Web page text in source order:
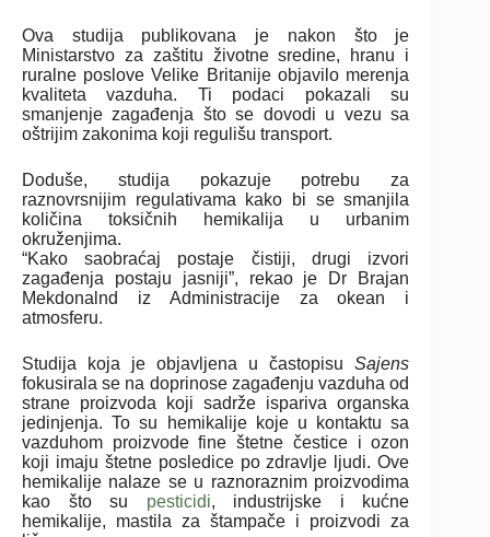
Ova studija publikovana je nakon što je
Ministarstvo za zaštitu životne sredine, hranu i
ruralne poslove Velike Britanije objavilo merenja
kvaliteta vazduha. Ti podaci pokazali su
smanjenje zagađenja što se dovodi u vezu sa
oštrijim zakonima koji regulišu transport.
Doduše, studija pokazuje potrebu za
raznovrsnijim regulativama kako bi se smanjila
količina toksičnih hemikalija u urbanim
okruženjima.
“Kako saobraćaj postaje čistiji, drugi izvori
zagađenja postaju jasniji”, rekao je Dr Brajan
Mekdonalnd iz Administracije za okean i
atmosferu.
Studija koja je objavljena u častopisu Sajens
fokusirala se na doprinose zagađenju vazduha od
strane proizvoda koji sadrže ispariva organska
jedinjenja. To su hemikalije koje u kontaktu sa
vazduhom proizvode fine štetne čestice i ozon
koji imaju štetne posledice po zdravlje ljudi. Ove
hemikalije nalaze se u raznoraznim proizvodima
kao što su pesticidi, industrijske i kućne
hemikalije, mastila za štampače i proizvodi za